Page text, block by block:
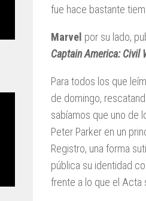
fue hace bastante
Marvel por su lado,
Captain America: Civil
Para todos los que
de domingo,
sabíamos que uno de
Peter Parker en un
Registro, una forma
pública su identidad
frente a lo que el Acta